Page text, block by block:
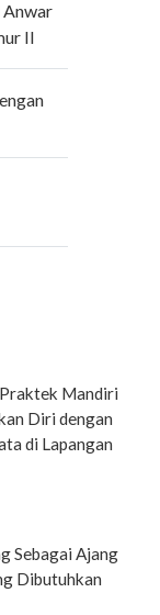
II
Mandiri
Diri dengan
di Lapangan
Sebagai Ajang
Dibutuhkan